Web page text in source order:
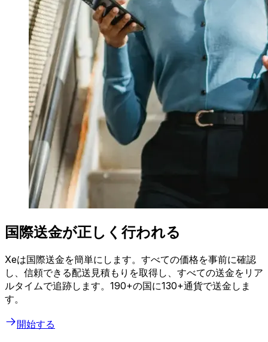
国際送金が正しく行われる
Xeは国際送金を簡単にします。すべての価格を事前に確認
し、信頼できる配送見積もりを取得し、すべての送金をリア
ルタイムで追跡します。190+の国に130+通貨で送金しま
す。
開始する